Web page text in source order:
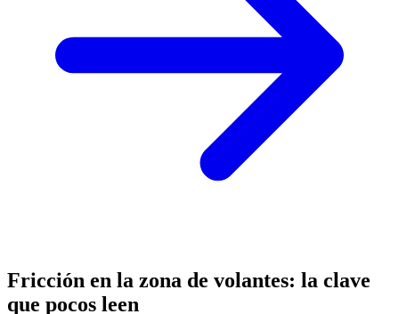
Fricción en la zona de volantes: la clave
que pocos leen